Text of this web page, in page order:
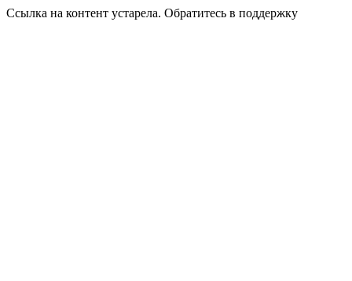
Ссылка на контент устарела. Обратитесь в поддержку